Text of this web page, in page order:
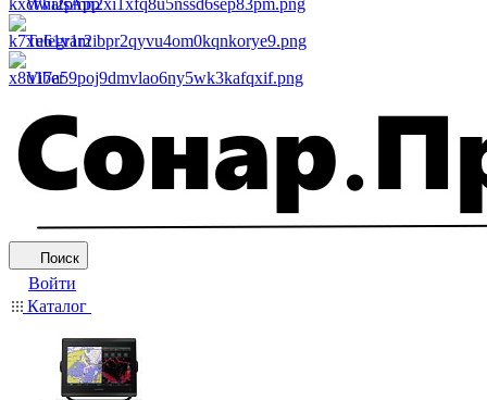
WhatsApp
Telegram
Viber
Поиск
Войти
Каталог